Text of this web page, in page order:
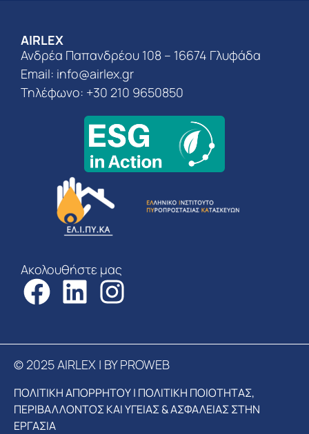
AIRLEX
Ανδρέα Παπανδρέου 108 – 16674 Γλυφάδα
Email: info@airlex.gr
Τηλέφωνο: +30 210 9650850
Ακολουθήστε μας
© 2025 AIRLEX | BY PROWEB
ΠΟΛΙΤΙΚΗ ΑΠΟΡΡΗΤΟΥ| ΠΟΛΙΤΙΚΗ ΠΟΙΟΤΗΤΑΣ,
ΠΕΡΙΒΑΛΛΟΝΤΟΣ ΚΑΙ ΥΓΕΙΑΣ & ΑΣΦΑΛΕΙΑΣ ΣΤΗΝ
ΕΡΓΑΣΙΑ